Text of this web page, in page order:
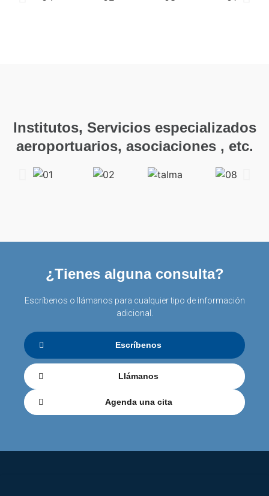
Institutos, Servicios especializados
aeroportuarios, asociaciones , etc.
¿Tienes alguna consulta?
Escríbenos o llámanos para cualquier tipo de información
adicional.
Escríbenos
Llámanos
Agenda una cita